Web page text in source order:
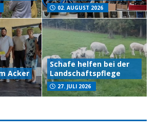
02. AUGUST 2026
Acker
Schafe helfen bei der
Landschaftspflege
27. JULI 2026